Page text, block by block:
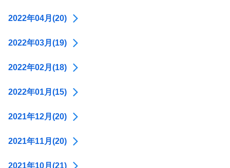
2022年04月(20)
2022年03月(19)
2022年02月(18)
2022年01月(15)
2021年12月(20)
2021年11月(20)
2021年10月(21)